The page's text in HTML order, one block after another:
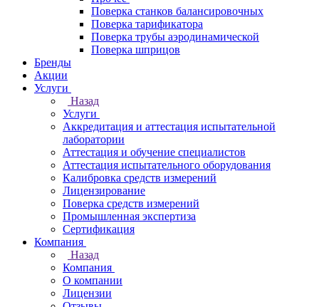
Поверка станков балансировочных
Поверка тарификатора
Поверка трубы аэродинамической
Поверка шприцов
Бренды
Акции
Услуги
Назад
Услуги
Аккредитация и аттестация испытательной
лаборатории
Аттестация и обучение специалистов
Аттестация испытательного оборудования
Калибровка средств измерений
Лицензирование
Поверка средств измерений
Промышленная экспертиза
Сертификация
Компания
Назад
Компания
О компании
Лицензии